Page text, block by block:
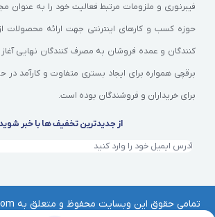
فیبرنوری و ملزومات مرتبط فعالیت خود را به عنوان
حوزه کسب و کارهای اینترنتی جهت ارائه محصولات از
کنندگان و عمده فروشان به مصرف کنندگان نهایی
برقچی همواره برای ایجاد بستری متفاوت و کارآمد در
برای خریداران و فروشندگان بوده است.
از جدیدترین تخفیف ها با خبر